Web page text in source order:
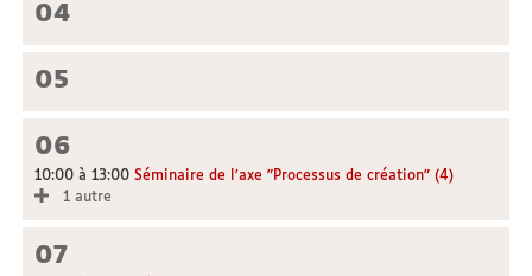
04
05
06
10:00 à 13:00 Séminaire de l'axe "Processus de création" (4)
1 autre
07